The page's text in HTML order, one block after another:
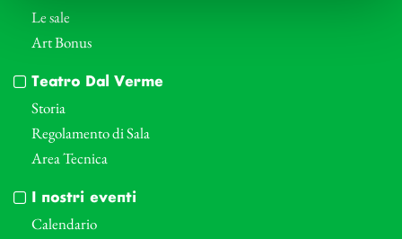
Le sale
Art Bonus
Teatro Dal Verme
Storia
Regolamento di Sala
Area Tecnica
I nostri eventi
Calendario